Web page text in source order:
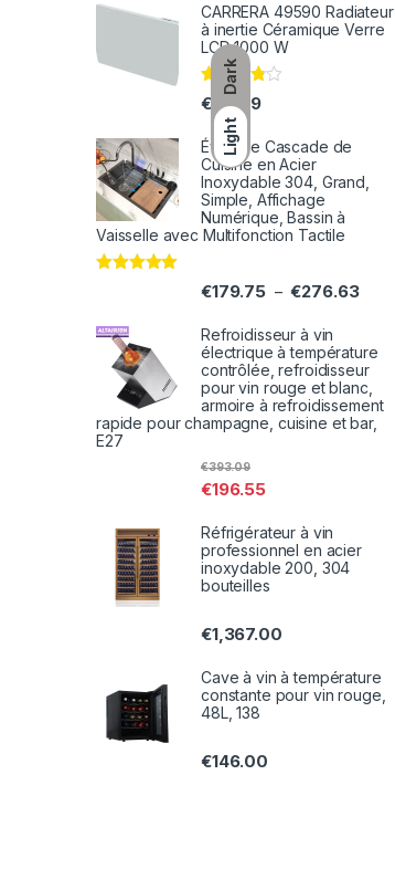
Dark
Light
CARRERA 49590 Radiateur
à inertie Céramique Verre
LCD 1000 W
Note
3.71
sur 5
€ 131.99
Évier de Cascade de
Cuisine en Acier
Inoxydable 304, Grand,
Simple, Affichage
Numérique, Bassin à
Vaisselle avec Multifonction Tactile
€179.75 – €276.63
Refroidisseur à vin
électrique à température
contrôlée, refroidisseur
pour vin rouge et blanc,
armoire à refroidissement
rapide pour champagne, cuisine et bar,
E27
€196.55
€393.09
Réfrigérateur à vin
professionnel en acier
inoxydable 200, 304
bouteilles
€1,367.00
Cave à vin à température
constante pour vin rouge,
48L, 138
€146.00